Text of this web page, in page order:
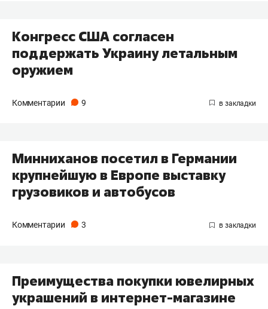
Конгресс США согласен
поддержать Украину летальным
оружием
Комментарии 9
Минниханов посетил в Германии
крупнейшую в Европе выставку
грузовиков и автобусов
Комментарии 3
Преимущества покупки ювелирных
украшений в интернет-магазине